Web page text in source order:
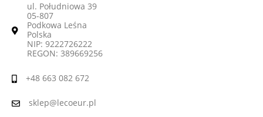
ul. Południowa 39
05-807
Podkowa Leśna
Polska
NIP: 9222726222
REGON: 389669256
+48 663 082 672
sklep@lecoeur.pl